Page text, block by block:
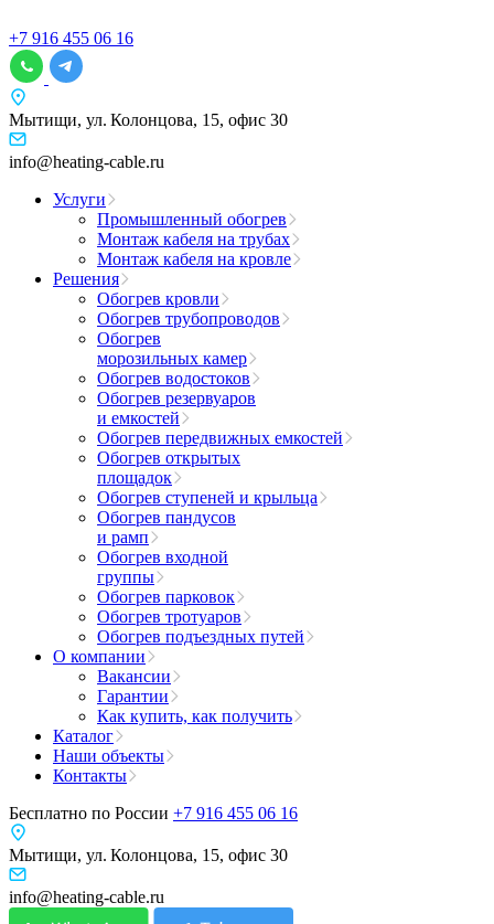
+7 916 455 06 16
Мытищи, ул. Колонцова, 15, офис 30
info@heating-cable.ru
Услуги
Промышленный обогрев
Монтаж кабеля на трубах
Монтаж кабеля на кровле
Решения
Обогрев кровли
Обогрев трубопроводов
Обогрев
морозильных камер
Обогрев водостоков
Обогрев резервуаров
и емкостей
Обогрев передвижных емкостей
Обогрев открытых
площадок
Обогрев ступеней и крыльца
Обогрев пандусов
и рамп
Обогрев входной
группы
Обогрев парковок
Обогрев тротуаров
Обогрев подъездных путей
О компании
Вакансии
Гарантии
Как купить, как получить
Каталог
Наши объекты
Контакты
Бесплатно по России +7 916 455 06 16
Мытищи, ул. Колонцова, 15, офис 30
info@heating-cable.ru